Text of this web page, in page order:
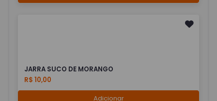
JARRA SUCO DE MORANGO
R$ 10,00
Adicionar